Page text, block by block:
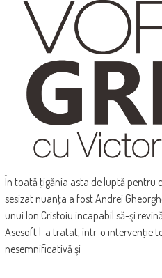
În toată ţigănia asta de luptă pentru
sesizat nuanţa a fost Andrei
unui Ion Cristoiu incapabil să-şi
Asesoft l-a tratat, într-o intervenţie
nesemnificativă şi